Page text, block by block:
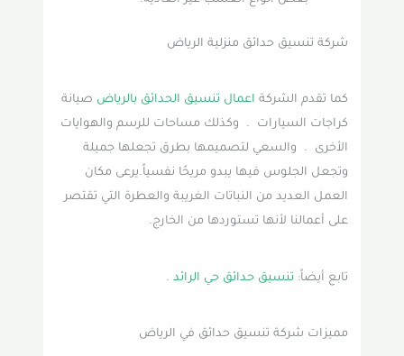
شركة تنسيق حدائق منزلية الرياض
كما تقدم الشركة اعمال تنسيق الحدائق بالرياض صيانة
كراجات السيارات . وكذلك مساحات للرسم والهوايات
الأخرى . والسعي لتصميمها بطرق تجعلها جميلة
وتجعل الجلوس فيها يبدو مريحًا نفسياً.يرعى مكان
العمل العديد من النباتات الغريبة والعطرة التي تقتصر
على أعمالنا لأنها تستوردها من الخارج.
تابع أيضاً: تنسيق حدائق حي الرائد .
مميزات شركة تنسيق حدائق في الرياض